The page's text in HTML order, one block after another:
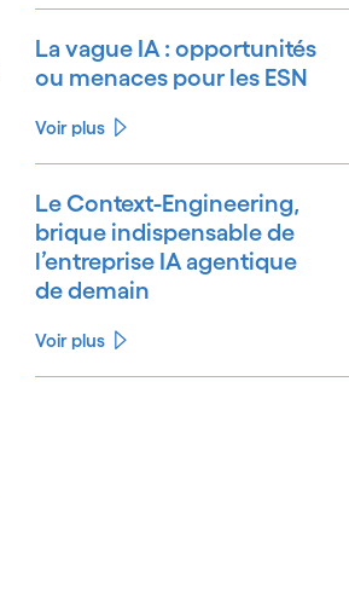
La vague IA : opportunités
ou menaces pour les ESN
Voir plus
Le Context-Engineering,
brique indispensable de
l’entreprise IA agentique
de demain
Voir plus